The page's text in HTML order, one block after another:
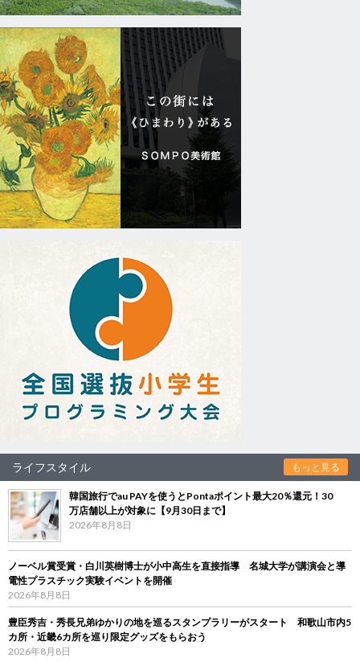
ライフスタイル もっと見る
韓国旅行でau PAYを使うとPontaポイント最大20％還元！30
万店舗以上が対象に【9月30日まで】
2026年8月8日
ノーベル賞受賞・白川英樹博士が小中高生を直接指導 名城大学が講演会と導
電性プラスチック実験イベントを開催
2026年8月8日
豊臣秀吉・秀長兄弟ゆかりの地を巡るスタンプラリーがスタート 和歌山市内5
カ所・近畿6カ所を巡り限定グッズをもらおう
2026年8月8日